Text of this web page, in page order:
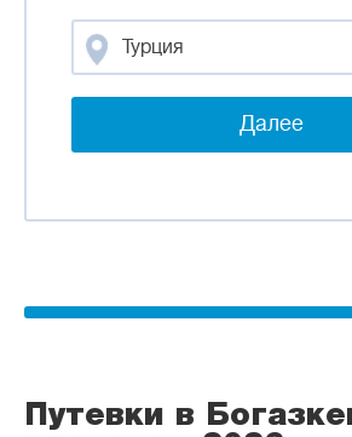
Турция
Далее
Путевки в